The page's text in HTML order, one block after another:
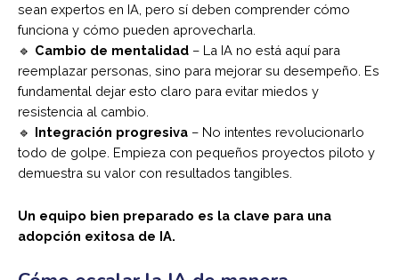
sean expertos en IA, pero sí deben comprender cómo
funciona y cómo pueden aprovecharla.
🔹 Cambio de mentalidad – La IA no está aquí para
reemplazar personas, sino para mejorar su desempeño. Es
fundamental dejar esto claro para evitar miedos y
resistencia al cambio.
🔹 Integración progresiva – No intentes revolucionarlo
todo de golpe. Empieza con pequeños proyectos piloto y
demuestra su valor con resultados tangibles.
Un equipo bien preparado es la clave para una
adopción exitosa de IA.